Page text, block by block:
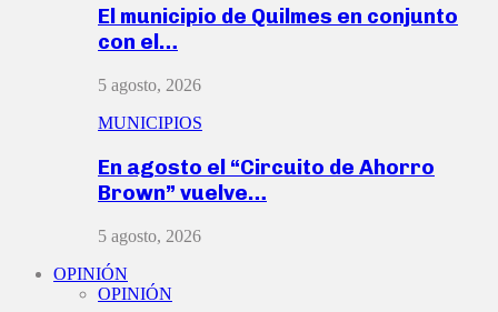
El municipio de Quilmes en conjunto
con el…
5 agosto, 2026
MUNICIPIOS
En agosto el “Circuito de Ahorro
Brown” vuelve…
5 agosto, 2026
OPINIÓN
OPINIÓN